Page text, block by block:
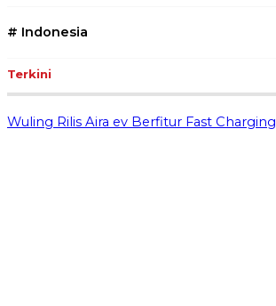
# Indonesia
Terkini
Wuling Rilis Aira ev Berfitur Fast Charging